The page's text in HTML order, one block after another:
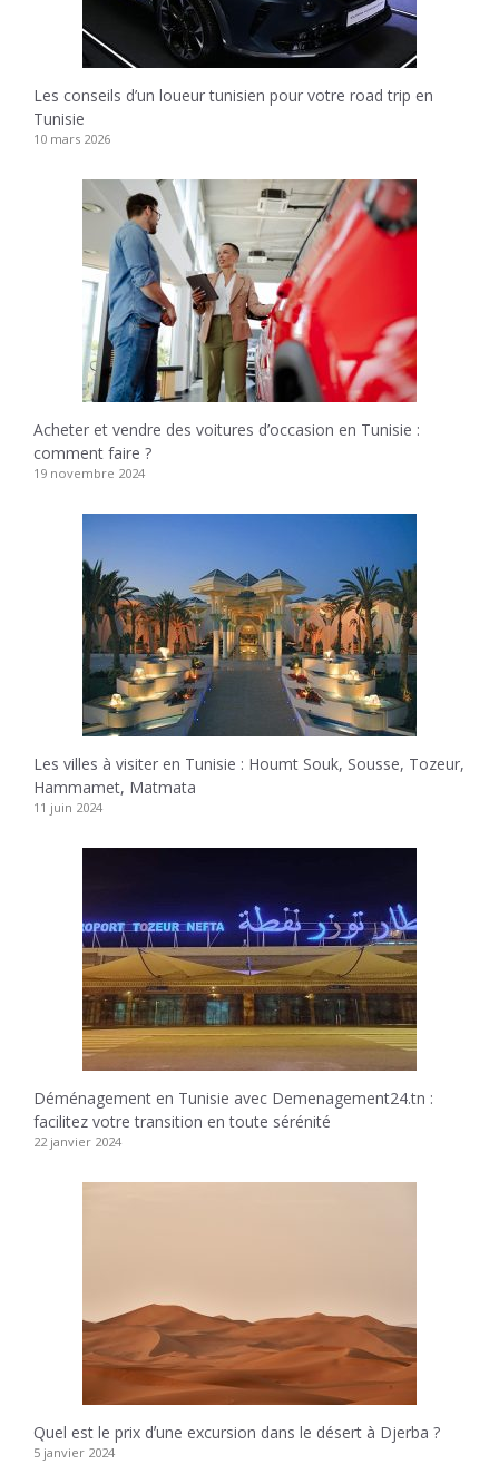
Les conseils d’un loueur tunisien pour votre road trip en
Tunisie
10 mars 2026
Acheter et vendre des voitures d’occasion en Tunisie :
comment faire ?
19 novembre 2024
Les villes à visiter en Tunisie : Houmt Souk, Sousse, Tozeur,
Hammamet, Matmata
11 juin 2024
Déménagement en Tunisie avec Demenagement24.tn :
facilitez votre transition en toute sérénité
22 janvier 2024
Quel est le prix dʼune excursion dans le désert à Djerba ?
5 janvier 2024